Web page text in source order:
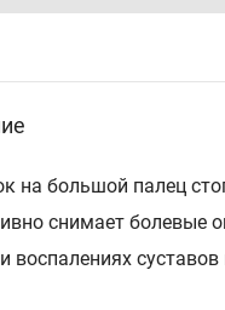
на большой палец
снимает болевые
воспалениях суставов